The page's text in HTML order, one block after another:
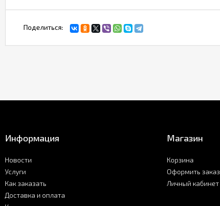
Поделиться:
Информация
Новости
Услуги
Как заказать
Доставка и оплата
Магазин
Корзина
Оформить заказ
Личный кабинет